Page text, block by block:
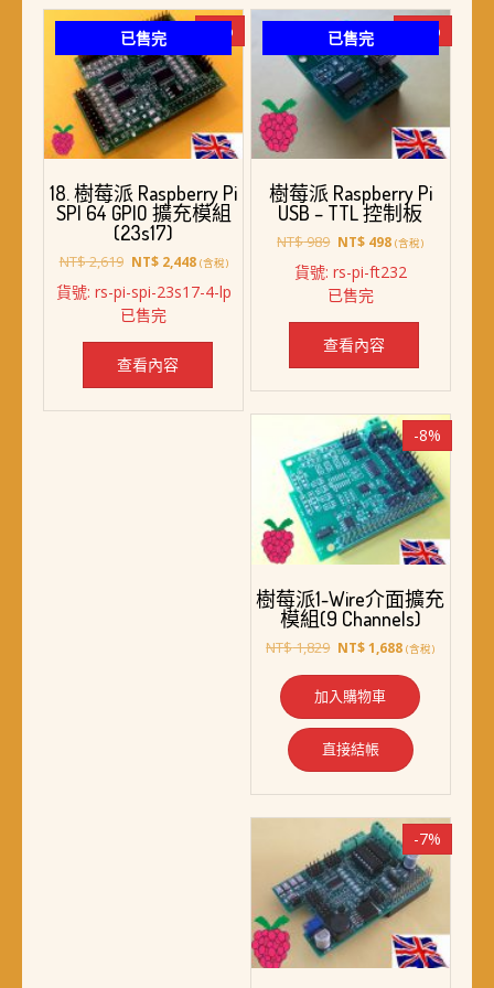
已售完 -7%
18. 樹莓派 Raspberry Pi
SPI 64 GPIO 擴充模組
(23s17)
NT$2,619 原
價
格：
NT$ 2,619。
NT$2,448目
價
NT$ 2,448。
(含稅)
貨號: rs-pi-spi-23s17-4-lp
已售完
查看內容
已售完 -50%
樹莓派 Raspberry Pi
USB – TTL 控制板
NT$989 原
價
格：
NT$ 989。
NT$ 498目
價
NT$ 498。
(含稅)
貨號: rs-pi-ft232
已售完
查看內容
-8%
樹莓派1-Wire介面擴充
模組(9 Channels)
NT$1,829 原
格：
NT$ 1,829。
NT$1,688目
價
格：
NT$ 1,688。
(含稅)
加入購物車
直接結帳
-7%